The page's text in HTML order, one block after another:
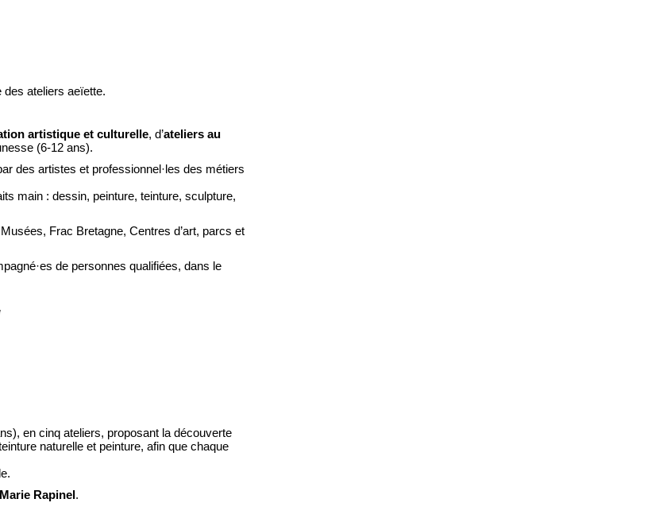
des ateliers aeïette.
artistique et culturelle, d’ateliers au
(6-12 ans).
des artistes et professionnel·les des métiers
main : dessin, peinture, teinture, sculpture,
Frac Bretagne, Centres d’art, parcs et
de personnes qualifiées, dans le
en cinq ateliers, proposant la découverte
naturelle et peinture, afin que chaque
Rapinel.